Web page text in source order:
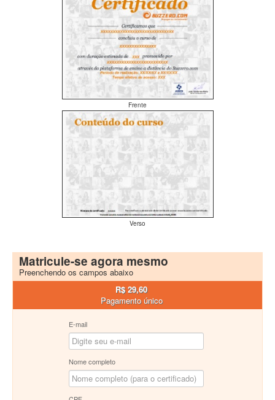
Frente
Verso
Matricule-se agora mesmo
Preenchendo os campos abaixo
R$ 29,60
Pagamento único
E-mail
Nome completo